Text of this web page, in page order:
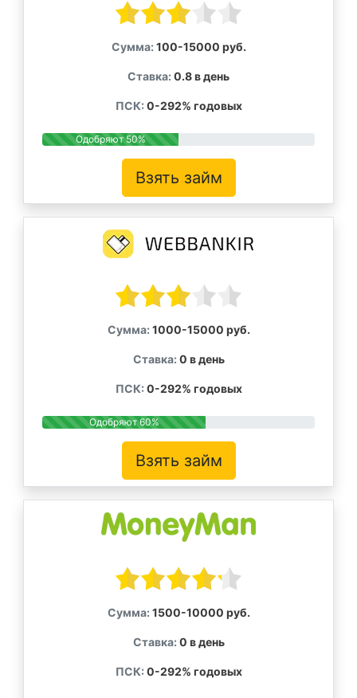
Сумма: 100-15000 руб.
Ставка: 0.8 в день
ПСК: 0-292% годовых
Одобряют 50%
Взять займ
Сумма: 1000-15000 руб.
Ставка: 0 в день
ПСК: 0-292% годовых
Одобряют 60%
Взять займ
Сумма: 1500-10000 руб.
Ставка: 0 в день
ПСК: 0-292% годовых